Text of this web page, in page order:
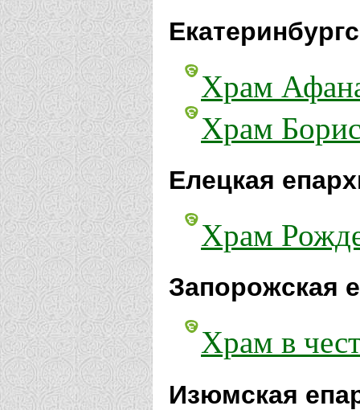
Храм
Храм
Елецкая
Храм
Запорожская
Храм в
Изюмская